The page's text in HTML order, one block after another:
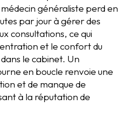
généraliste perd en
par jour à gérer des
consultations, ce qui
et le confort du
le cabinet. Un
en boucle renvoie une
et de manque de
à la réputation de